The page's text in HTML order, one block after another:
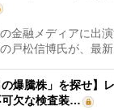
金融メディアに出
戸松信博氏が、最
の爆騰株」を探せ】
可欠な検査装…